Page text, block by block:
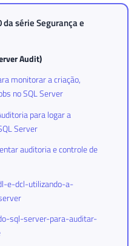
da sérieSegurança e
Audit)
monitorar a criação,
no SQL Server
para logar a
Server
auditoria e controle de
e-dcl-utilizando-a-
sql-server-para-auditar-